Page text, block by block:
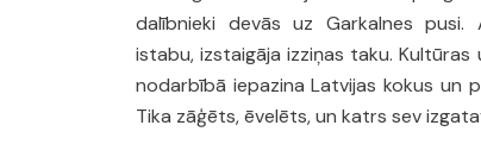
dalībnieki devās uz Garkalnes pusi.
istabu, izstaigāja izziņas taku.
nodarbībā iepazina Latvijas kokus un
Tika zāģēts, ēvelēts, un katrs sev